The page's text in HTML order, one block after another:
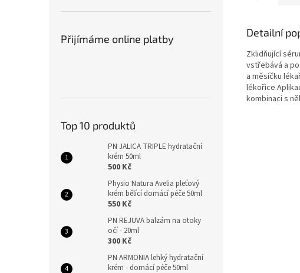
Přijímáme online platby
Top 10 produktů
PN JALICA TRIPLE hydratační
krém 50ml
500 Kč
Physio Natura Avelia pleťový
krém bělící domácí péče 50ml
550 Kč
PN REJUVA balzám na otoky
očí - 20ml
300 Kč
PN ARMONIA lehký hydratační
krém - domácí péče 50ml
Detailní
Zklidňující
vstřebává a
a měsíčku
lékořice
kombinaci s